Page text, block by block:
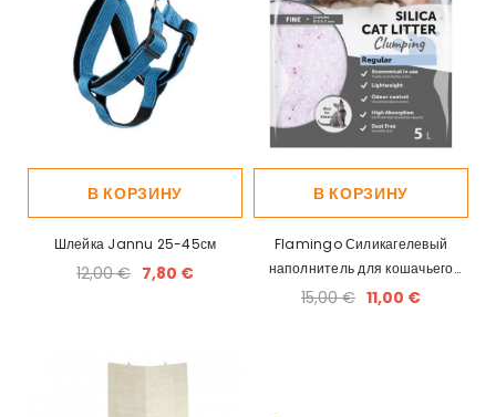
В КОРЗИНУ
Шлейка Jannu 25-45см
12,00 € 7,80 €
В КОРЗИНУ
Flamingo Силикагелевый
наполнитель для кошачьего
туалета, Комкующийся 5л
15,00 € 11,00 €